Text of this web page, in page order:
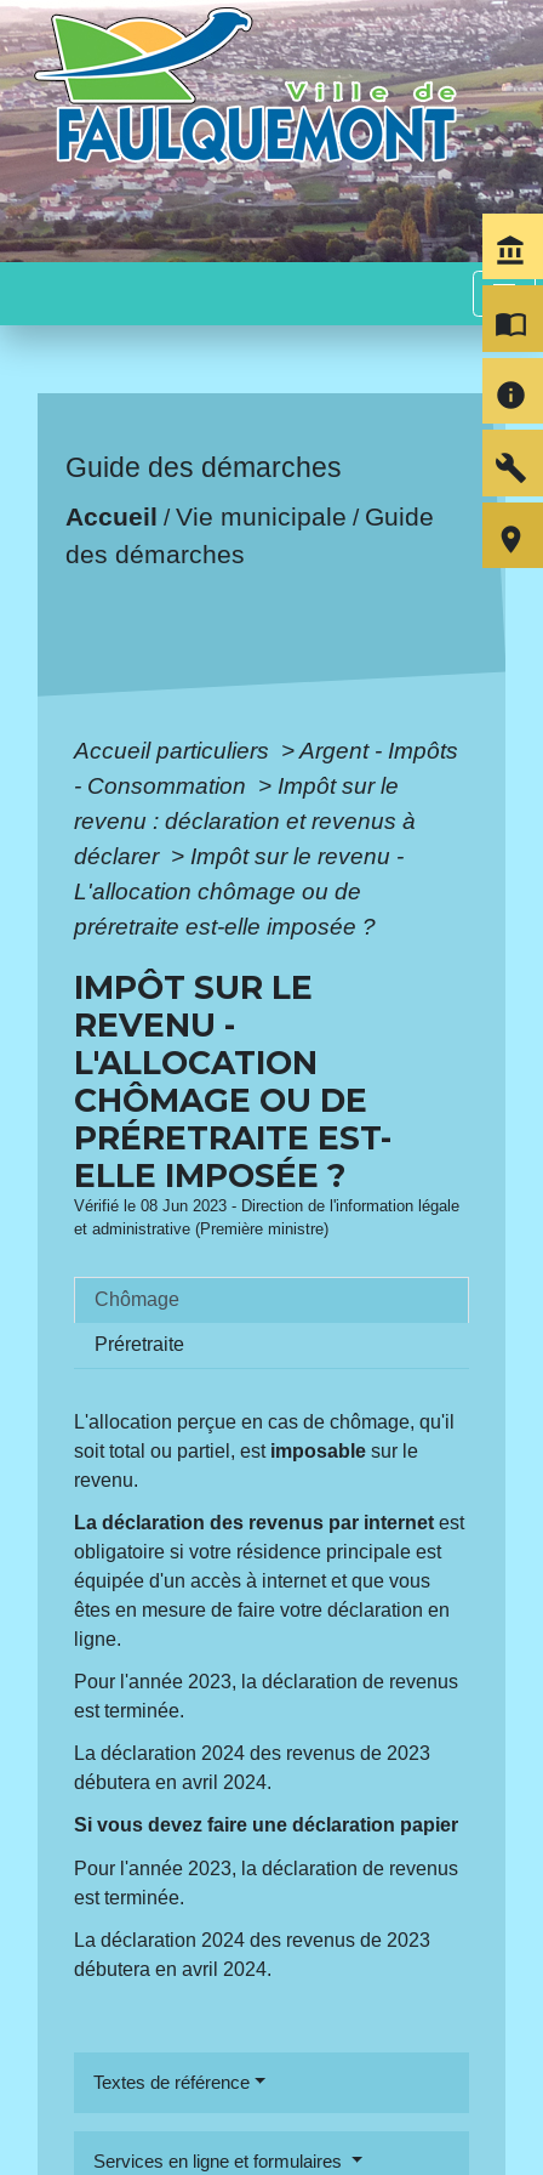
menu
Guide des démarches
Accueil /Vie municipale / Guide
des démarches
Accueil particuliers >Argent - Impôts
- Consommation > Impôt sur le
revenu : déclaration et revenus à
déclarer > Impôt sur le revenu -
L'allocation chômage ou de
préretraite est-elle imposée ?
IMPÔT SUR LE
REVENU -
L'ALLOCATION
CHÔMAGE OU DE
PRÉRETRAITE EST-
ELLE IMPOSÉE ?
Vérifié le 08 Jun 2023 - Direction de l'information légale
et administrative (Première ministre)
Chômage
Préretraite
L'allocation perçue en cas de chômage, qu'il
soit total ou partiel, est imposable sur le
revenu.
La déclaration des revenus par internet est
obligatoire si votre résidence principale est
équipée d'un accès à internet et que vous
êtes en mesure de faire votre déclaration en
ligne.
Pour l'année 2023, la déclaration de revenus
est terminée.
La déclaration 2024 des revenus de 2023
débutera en avril 2024.
Si vous devez faire une déclaration papier
Pour l'année 2023, la déclaration de revenus
est terminée.
La déclaration 2024 des revenus de 2023
débutera en avril 2024.
Textes de référence
Services en ligne et formulaires
account_balance
import_contacts
info
build
room